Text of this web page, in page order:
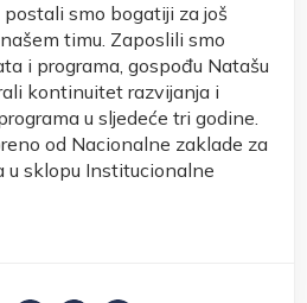
smo bogatiji za još
timu. Zaposlili smo
i programa, gospođu Natašu
kontinuitet razvijanja i
u sljedeće tri godine.
od Nacionalne zaklade za
u sklopu Institucionalne